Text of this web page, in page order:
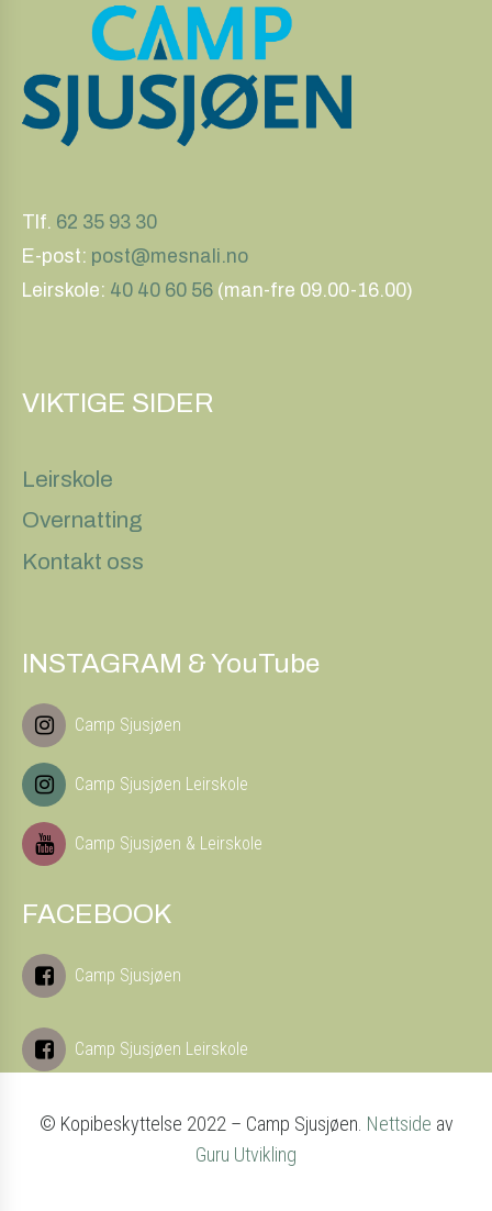
Tlf. 62 35 93 30
E-post: post@mesnali.no
Leirskole: 40 40 60 56 (man-fre 09.00-16.00)
VIKTIGE SIDER
Leirskole
Overnatting
Kontakt oss
INSTAGRAM & YouTube
Camp Sjusjøen
Camp Sjusjøen Leirskole
Camp Sjusjøen & Leirskole
FACEBOOK
Camp Sjusjøen
Camp Sjusjøen Leirskole
© Kopibeskyttelse 2022 – Camp Sjusjøen. Nettside av
Guru Utvikling